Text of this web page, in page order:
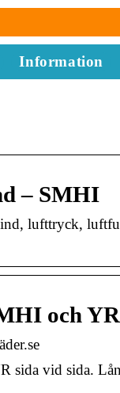
Information
– SMHI
lufttryck,
och YR
vid sida.